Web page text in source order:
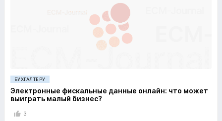
БУХГАЛТЕРУ
Электронные фискальные данные онлайн: что может
выиграть малый бизнес?
3